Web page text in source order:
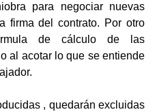
para negociar nuevas
firma del contrato. Por otro
de cálculo de las
al acotar lo que se entiende
, quedarán excluidas